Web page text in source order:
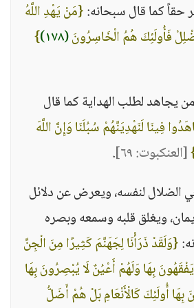
حقاً كما قال سبحانه:{مَنْ يَهْدِ اللَّهُ
فَأُولَئِكَ هُمُ الْخَاسِرُونَ(١٧٨)
}
يجاهد لطلب الهداية كما قال
فِينَا لَنَهْدِيَنَّهُمْ سُبُلَنَا وَإِنَّ اللَّهَ
[العنكبوت: ٦٩]
.
لنفسه، ويعرض عن دلائل
ويغلق قلبه وسمعه وبصره
{وَلَقَدْ ذَرَأْنَا لِجَهَنَّمَ كَثِيرًا مِنَ الْجِنِّ
بِهَا وَلَهُمْ أَعْيُنٌ لَا يُبْصِرُونَ بِهَا
بِهَا أُولَئِكَ كَالْأَنْعَامِ بَلْ هُمْ أَضَلُّ